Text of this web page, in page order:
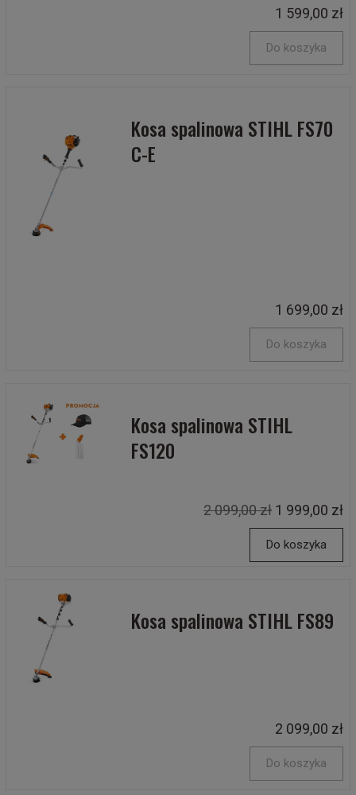
1 599,00 zł
Do koszyka
Kosa spalinowa STIHL FS70
C-E
1 699,00 zł
Do koszyka
Kosa spalinowa STIHL
FS120
2 099,00 zł 1 999,00 zł
Do koszyka
Kosa spalinowa STIHL FS89
2 099,00 zł
Do koszyka